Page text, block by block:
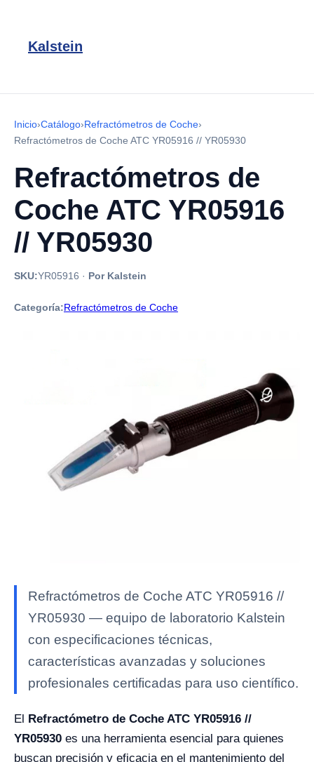
Kalstein
Inicio›Catálogo›Refractómetros de Coche›
Refractómetros de Coche ATC YR05916 // YR05930
Refractómetros de
Coche ATC YR05916
// YR05930
SKU:YR05916 · Por Kalstein
Categoría:Refractómetros de Coche
Refractómetros de Coche ATC YR05916 //
YR05930 — equipo de laboratorio Kalstein
con especificaciones técnicas,
características avanzadas y soluciones
profesionales certificadas para uso científico.
El
Refractómetro de Coche ATC YR05916 //
YR05930 es una herramienta esencial para quienes
buscan precisión y eficacia en el mantenimiento del